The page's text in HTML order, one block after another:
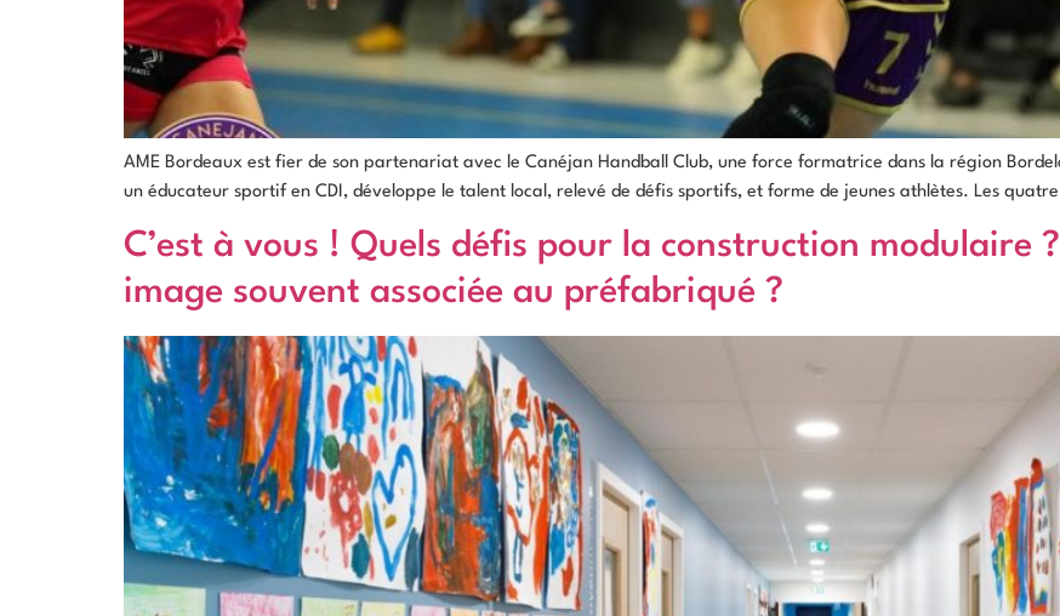
AME Bordeaux est fier de son partenariat avec le Canéjan Handball Club, une force formatrice dans la région
un éducateur sportif en CDI, développe le talent local, relevé de défis sportifs, et forme de jeunes athlètes. Les
C’est à vous ! Quels défis pour la construction modulaire
image souvent associée au préfabriqué ?